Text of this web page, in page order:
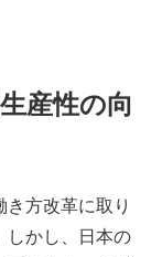
産性の向
方改革に取り
しかし、日本の